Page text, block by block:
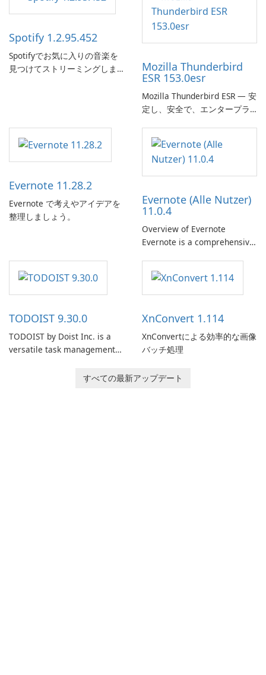
Spotify 1.2.95.452
Spotifyでお気に入りの音楽を
見つけてストリーミングしま
Mozilla Thunderbird
ESR 153.0esr
Mozilla Thunderbird ESR — 安
定し、安全で、エンタープラ
Evernote 11.28.2
Evernote で考えやアイデアを
整理しましょう。
Evernote (Alle Nutzer)
11.0.4
Overview of Evernote
Evernote is a comprehensive
software designed to help
users capture, organize, and
access information across
TODOIST 9.30.0
TODOIST by Doist Inc. is a
versatile task management
individuals and teams
XnConvert 1.114
XnConvertによる効率的な画像
バッチ処理
すべての最新アップデート